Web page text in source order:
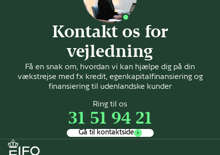
Kontakt os for
vejledning
Få en snak om, hvordan vi kan hjælpe dig på din
vækstrejse med fx kredit, egenkapitalfinansiering og
finansiering til udenlandske kunder
Ring til os
31 51 94 21
Gå til kontaktside